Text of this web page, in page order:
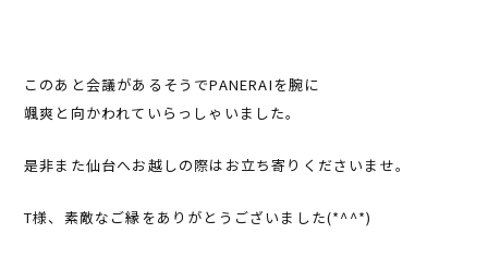
このあと会議があるそうでPANERAIを腕に
颯爽と向かわれていらっしゃいました。
是非また仙台へお越しの際はお立ち寄りくださいませ。
T様、素敵なご縁をありがとうございました(*^^*)